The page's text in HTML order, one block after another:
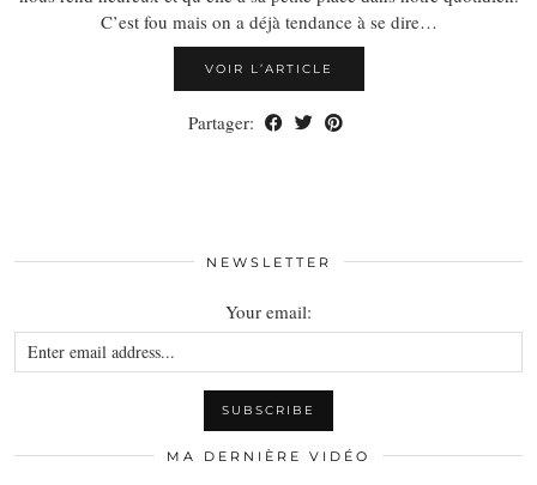
C’est fou mais on a déjà tendance à se dire…
VOIR L’ARTICLE
Partager:
NEWSLETTER
Your email:
MA DERNIÈRE VIDÉO